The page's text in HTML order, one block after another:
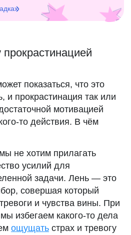
показаться, что это
и прокрастинация так или
мотивацией
то действия. В чём
не хотим прилагать
усилий для
задачи. Лень — это
совершая который
и чувства вины. При
избегаем какого-то дела
ощущать страх и тревогу